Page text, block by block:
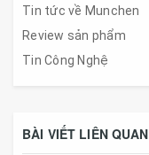
Tin tức về Munchen
Review sản phẩm
Tin Công Nghệ
BÀI VIẾT LIÊN QUAN